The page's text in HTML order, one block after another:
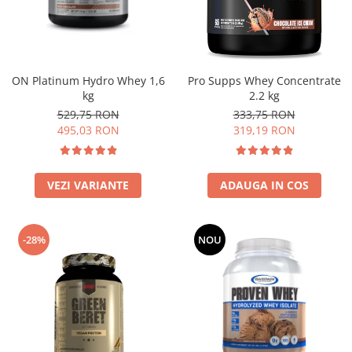
Vitamine bărbați / femei
Insulated
Kevin Levrone
Muscle Meds
Mutant
Naughty Boy
Neocell
Nordic Naturals
NOW Foods
Nutrend
Olimp Sport Nutrition
Optimum Nutrition
ON Platinum Hydro Whey 1,6
kg
529,75 RON
495,03 RON
VEZI VARIANTE
Pro Supps Whey Concentrate
2.2 kg
333,75 RON
319,19 RON
ADAUGA IN COS
-28% NOU